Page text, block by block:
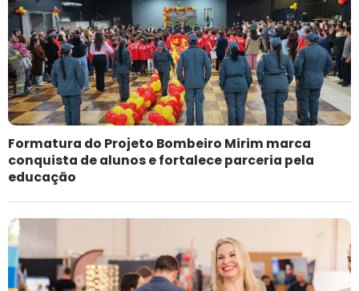
Formatura do Projeto Bombeiro Mirim marca
conquista de alunos e fortalece parceria pela
educação